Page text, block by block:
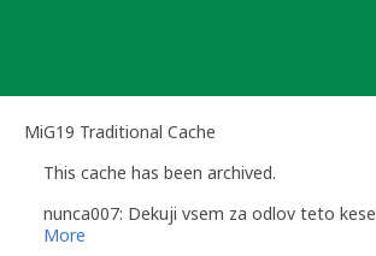
MiG19 Traditional Cache
This cache has been archived.
nunca007: Dekuji vsem za odlov teto kese
More